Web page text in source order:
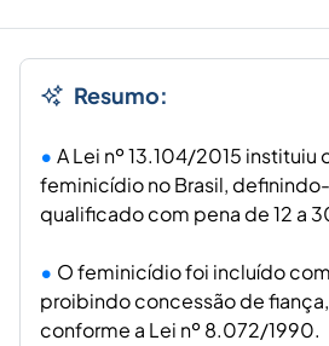
Resumo:
A Lei nº 13.104/2015 instituiu
feminicídio no Brasil,
qualificado com pena de 12 a
O feminicídio foi incluído
proibindo concessão de
conforme a Lei nº 8.072/1990.